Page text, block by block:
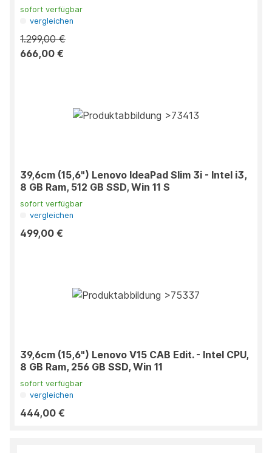
sofort verfügbar
vergleichen
1.299,00 €
666,00 €
39,6cm (15,6") Lenovo IdeaPad Slim 3i - Intel i3,
8 GB Ram, 512 GB SSD, Win 11 S
sofort verfügbar
vergleichen
499,00 €
39,6cm (15,6") Lenovo V15 CAB Edit. - Intel CPU,
8 GB Ram, 256 GB SSD, Win 11
sofort verfügbar
vergleichen
444,00 €